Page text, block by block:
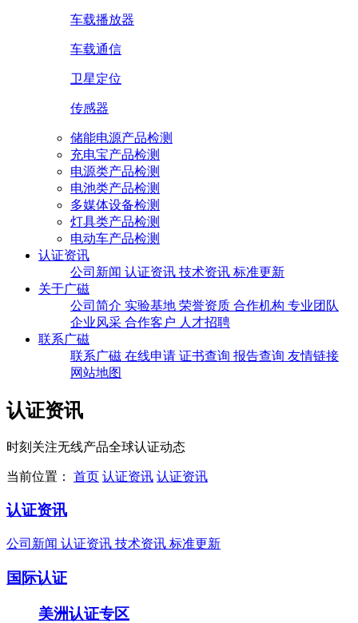
车载播放器
车载通信
卫星定位
传感器
储能电源产品检测
充电宝产品检测
电源类产品检测
电池类产品检测
多媒体设备检测
灯具类产品检测
电动车产品检测
认证资讯
公司新闻 认证资讯 技术资讯 标准更新
关于广磁
公司简介 实验基地 荣誉资质 合作机构 专业团队
企业风采 合作客户 人才招聘
联系广磁
联系广磁 在线申请 证书查询 报告查询 友情链接
网站地图
认证资讯
时刻关注无线产品全球认证动态
当前位置： 首页 认证资讯 认证资讯
认证资讯
公司新闻 认证资讯 技术资讯 标准更新
国际认证
美洲认证专区